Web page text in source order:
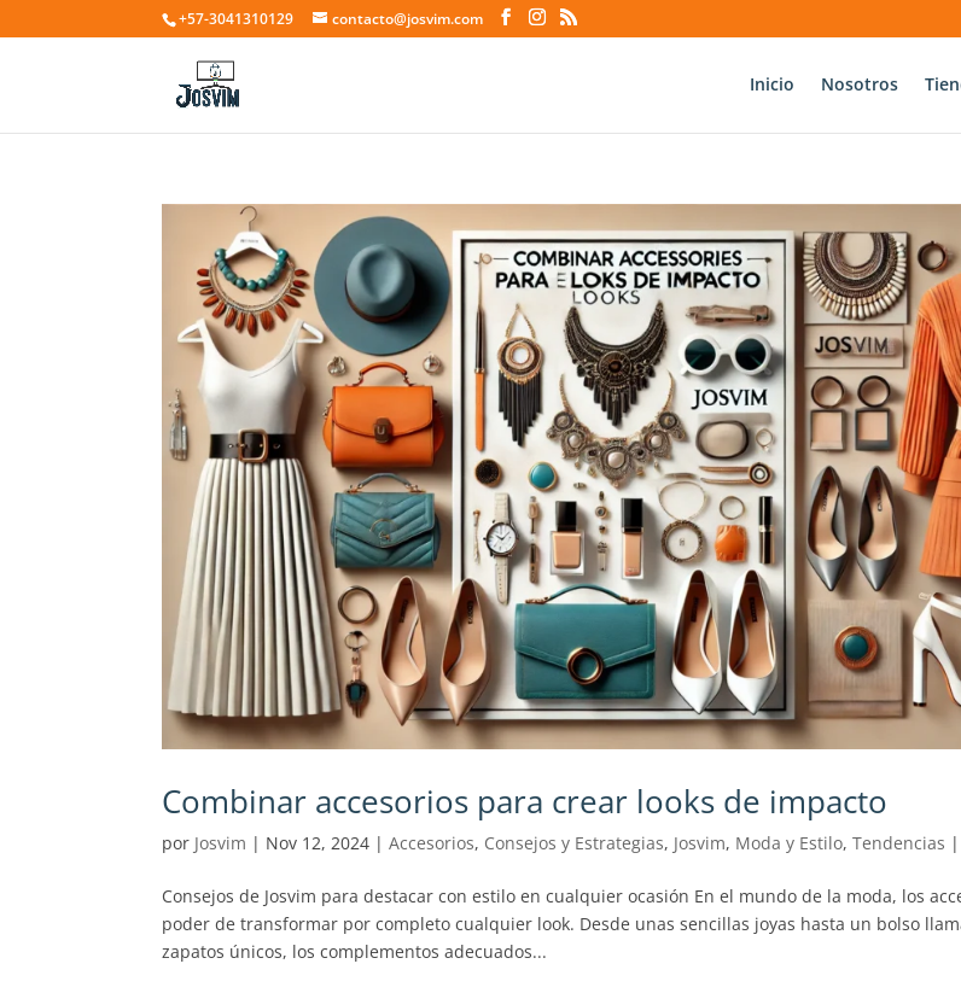
+57-3041310129 contacto@josvim.com
Inicio Nosotros
Combinar accesorios para crear looks de impacto
por Josvim | Nov 12, 2024 |Accesorios, Consejos y Estrategias, Josvim, Moda y Estilo,Tendencias
Consejos de Josvim para destacar con estilo en cualquier ocasión En el mundo de la moda, los
poder de transformar por completo cualquier look. Desde unas sencillas joyas hasta un bolso
zapatos únicos, los complementos adecuados...